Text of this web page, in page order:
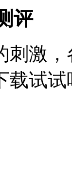
评
刺激
载试试